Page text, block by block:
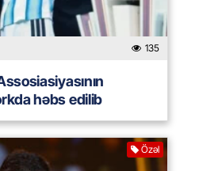
135
həbs edilib
Özəl